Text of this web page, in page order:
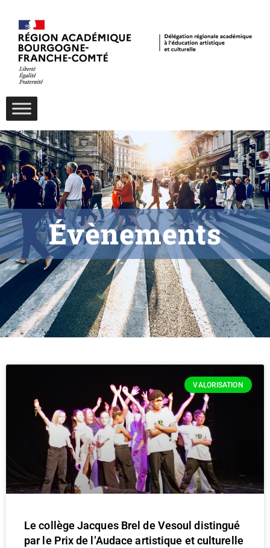
Évènements
VALORISATION
Le collège Jacques Brel de Vesoul distingué
par le Prix de l’Audace artistique et culturelle